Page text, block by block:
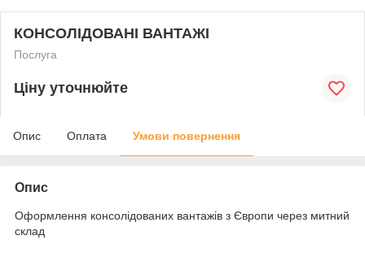
КОНСОЛІДОВАНІ ВАНТАЖІ
Послуга
Ціну уточнюйте
Опис Оплата Умови повернення
Опис
Оформлення консолідованих вантажів з Європи через митний
склад